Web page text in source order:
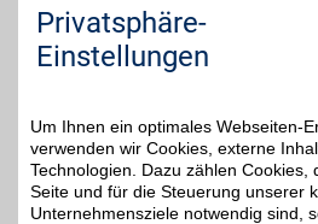
präziser Analyse der Zuhörer
entwickelt, die Audio-
übertreffen. Für Musik, die
"Play"-Tasten spielen nicht
sondern haben eine viel
Erstklassige Musik sollte kein
sondern ein wichtiger Aspekt
Privatsphäre-
Einstellungen
Um Ihnen ein optimales Webseiten-
verwenden wir Cookies, externe
Technologien. Dazu zählen Cookies,
Seite und für die Steuerung unserer
Unternehmensziele notwendig sind,